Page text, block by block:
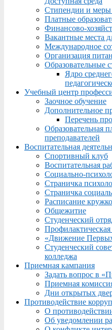
Стипендии и
Платные
Финансово-
Вакантные места
Международное
Организация
Образовательные
Ядро
Учебный центр
Заочное обучение
Дополнительное
Перечень
Образовательная
преподавателей
Воспитательная
Спортивный клуб
Воспитательная
Социально-
Страничка
Страничка
Расписание
Общежитие
Студенческий
Профилактическая
«Движение
Студенческий
колледжа
Приемная кампания
Задать вопрос в
Приемная
Дни открытых
Противодействие
О
Об уведомлении